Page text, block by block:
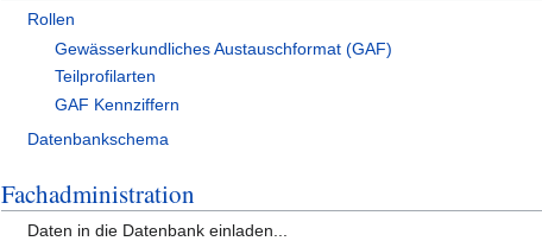
Rollen
Gewässerkundliches Austauschformat (GAF)
Teilprofilarten
GAF Kennziffern
Datenbankschema
Fachadministration
Daten in die Datenbank einladen...